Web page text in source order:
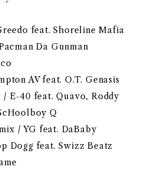
feat. Shoreline Mafia
Da Gunman
AV feat. O.T. Genasis
/ E-40 feat. Quavo, Roddy
Q
/ YG feat. DaBaby
Dogg feat. Swizz Beatz